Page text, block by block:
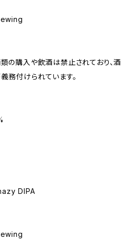
の購入や飲酒は禁止されており、酒
務付けられています。
DIPA